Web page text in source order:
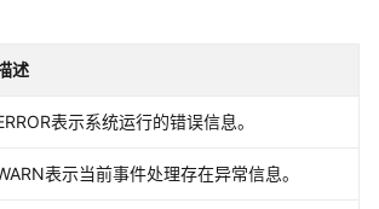
述
表示系统运行的错误信息。
表示当前事件处理存在异常信息。